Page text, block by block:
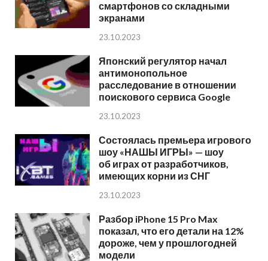
смартфонов со складными
экранами
23.10.2023
Японский регулятор начал
антимонопольное
расследование в отношении
поискового сервиса Google
23.10.2023
Состоялась премьера игрового
шоу «НАШЫ ИГРЫ» — шоу
об играх от разработчиков,
имеющих корни из СНГ
23.10.2023
Разбор iPhone 15 Pro Max
показал, что его детали на 12%
дороже, чем у прошлогодней
модели